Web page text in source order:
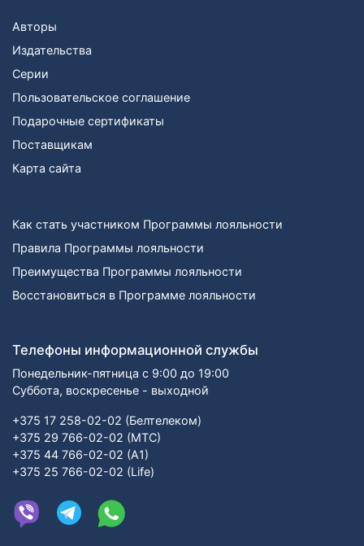
Авторы
Издательства
Серии
Пользовательское соглашение
Подарочные сертификаты
Поставщикам
Карта сайта
Как стать участником Программы лояльности
Правила Программы лояльности
Преимущества Программы лояльности
Восстановиться в Программе лояльности
Телефоны информационной службы
Понедельник-пятница с 9:00 до 19:00
Суббота, воскресенье - выходной
+375 17 258-02-02 (Белтелеком)
+375 29 766-02-02 (МТС)
+375 44 766-02-02 (А1)
+375 25 766-02-02 (Life)